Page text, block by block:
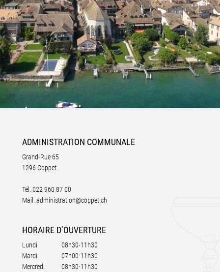
ADMINISTRATION COMMUNALE
Grand-Rue 65
1296 Coppet
Tél. 022 960 87 00
Mail. administration@coppet.ch
HORAIRE D’OUVERTURE
Lundi
08h30-11h30
Mardi
07h00-11h30
Mercredi
08h30-11h30